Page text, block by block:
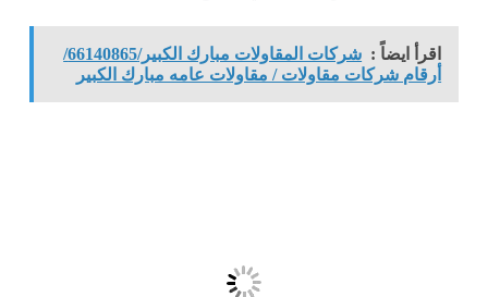
اقرأ ايضاً :
شركات المقاولات مبارك الكبير/66140865/
أرقام شركات مقاولات / مقاولات عامه مبارك الكبير